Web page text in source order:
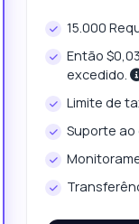
15.000
Então
excedido.
Limite de
Suporte